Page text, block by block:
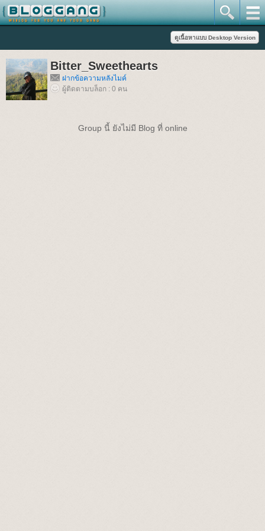
Bitter_Sweethearts
ฝากข้อความหลังไมค์
ผู้ติดตามบล็อก : 0 คน
Group นี้ ยังไม่มี Blog ที่ online